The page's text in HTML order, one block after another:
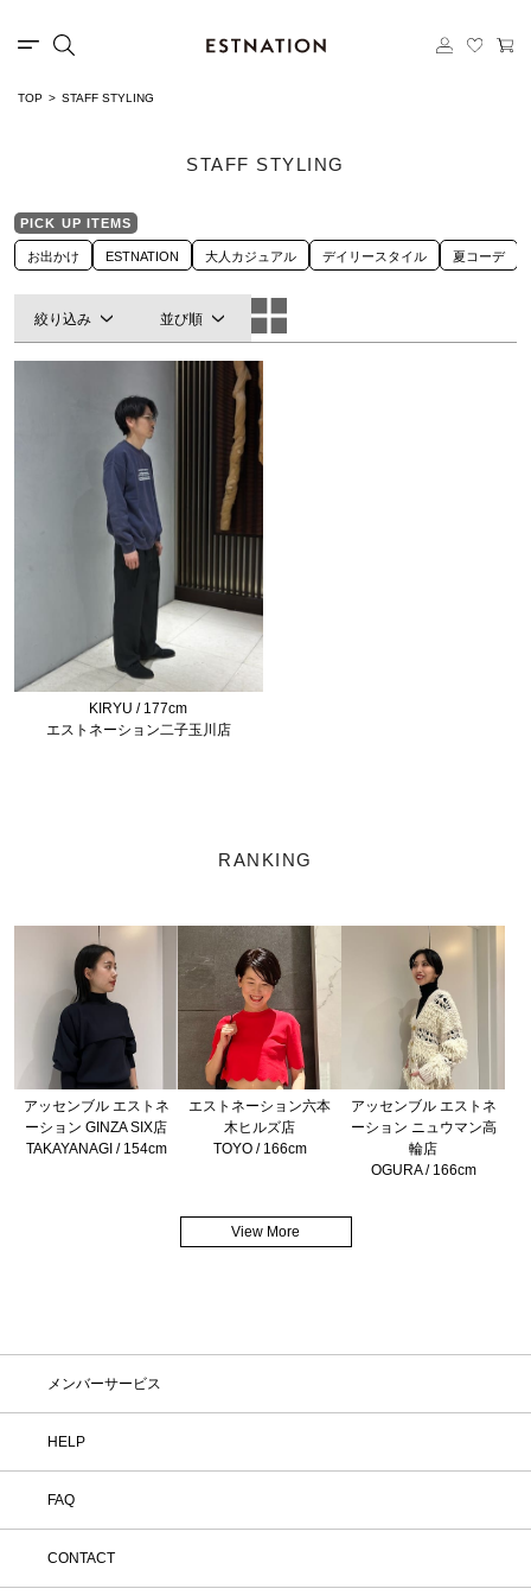
TOP STAFF STYLING
STAFF STYLING
PICK UP ITEMS
お出かけ ESTNATION 大人カジュアル デイリースタイル 夏コーデ
絞り込み 並び順
KIRYU / 177cm
エストネーション二子玉川店
RANKING
アッセンブル エストネ
ーション GINZA SIX店
TAKAYANAGI / 154cm
エストネーション六本
木ヒルズ店
TOYO / 166cm
アッセンブル エストネ
ーション ニュウマン高
輪店
OGURA / 166cm
View More
メンバーサービス
HELP
FAQ
CONTACT